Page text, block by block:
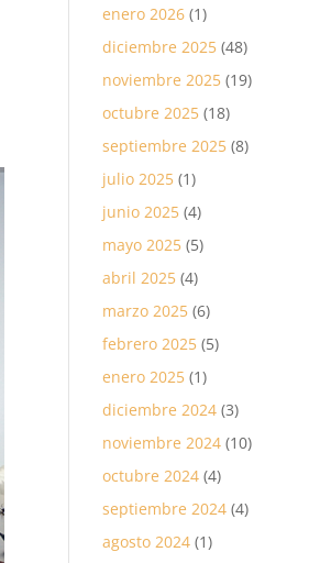
enero 2026 (1)
diciembre 2025 (48)
noviembre 2025 (19)
octubre 2025 (18)
septiembre 2025 (8)
julio 2025 (1)
junio 2025 (4)
mayo 2025 (5)
abril 2025 (4)
marzo 2025 (6)
febrero 2025 (5)
enero 2025 (1)
diciembre 2024 (3)
noviembre 2024 (10)
octubre 2024 (4)
septiembre 2024 (4)
agosto 2024 (1)